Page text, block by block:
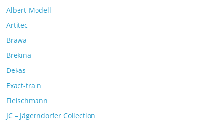
Albert-Modell
Artitec
Brawa
Brekina
Dekas
Exact-train
Fleischmann
JC – Jägerndorfer Collection